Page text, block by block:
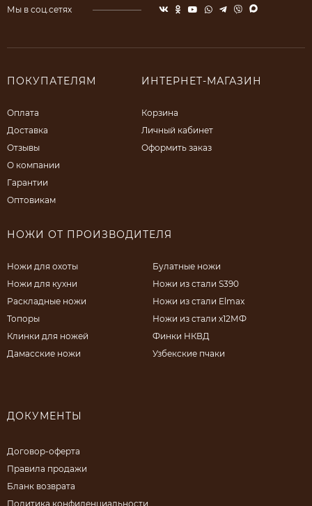
Мы в соц.сетях
ПОКУПАТЕЛЯМ
Оплата
Доставка
Отзывы
О компании
Гарантии
Оптовикам
ИНТЕРНЕТ-МАГАЗИН
Корзина
Личный кабинет
Оформить заказ
НОЖИ ОТ ПРОИЗВОДИТЕЛЯ
Ножи для охоты
Ножи для кухни
Раскладные ножи
Топоры
Клинки для ножей
Дамасские ножи
Булатные ножи
Ножи из стали S390
Ножи из стали Elmax
Ножи из стали х12МФ
Финки НКВД
Узбекские пчаки
ДОКУМЕНТЫ
Договор-оферта
Правила продажи
Бланк возврата
Политика конфиденциальности